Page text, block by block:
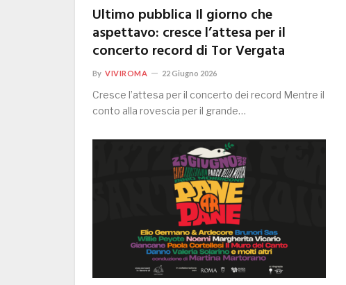
Ultimo pubblica Il giorno che
aspettavo: cresce l’attesa per il
concerto record di Tor Vergata
By VIVIROMA 22 Giugno 2026
Cresce l’attesa per il concerto dei record Mentre il
conto alla rovescia per il grande…